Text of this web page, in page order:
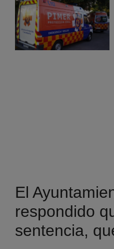
El
respondido
sentencia,